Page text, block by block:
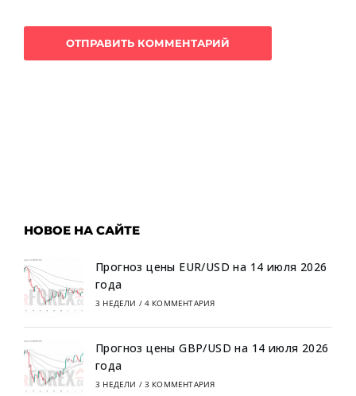
НОВОЕ НА САЙТЕ
Прогноз цены EUR/USD на 14 июля 2026
года
3 НЕДЕЛИ / 4 КОММЕНТАРИЯ
Прогноз цены GBP/USD на 14 июля 2026
года
3 НЕДЕЛИ / 3 КОММЕНТАРИЯ